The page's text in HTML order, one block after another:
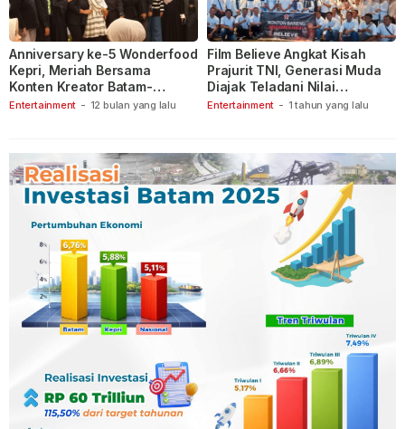
Entertainment - 12 bulan yang lalu
Anniversary ke-5 Wonderfood
Kepri, Meriah Bersama
Konten Kreator Batam-
Tanjungpinang
Entertainment - 1 tahun yang lalu
Film Believe Angkat Kisah
Prajurit TNI, Generasi Muda
Diajak Teladani Nilai
Keberanian